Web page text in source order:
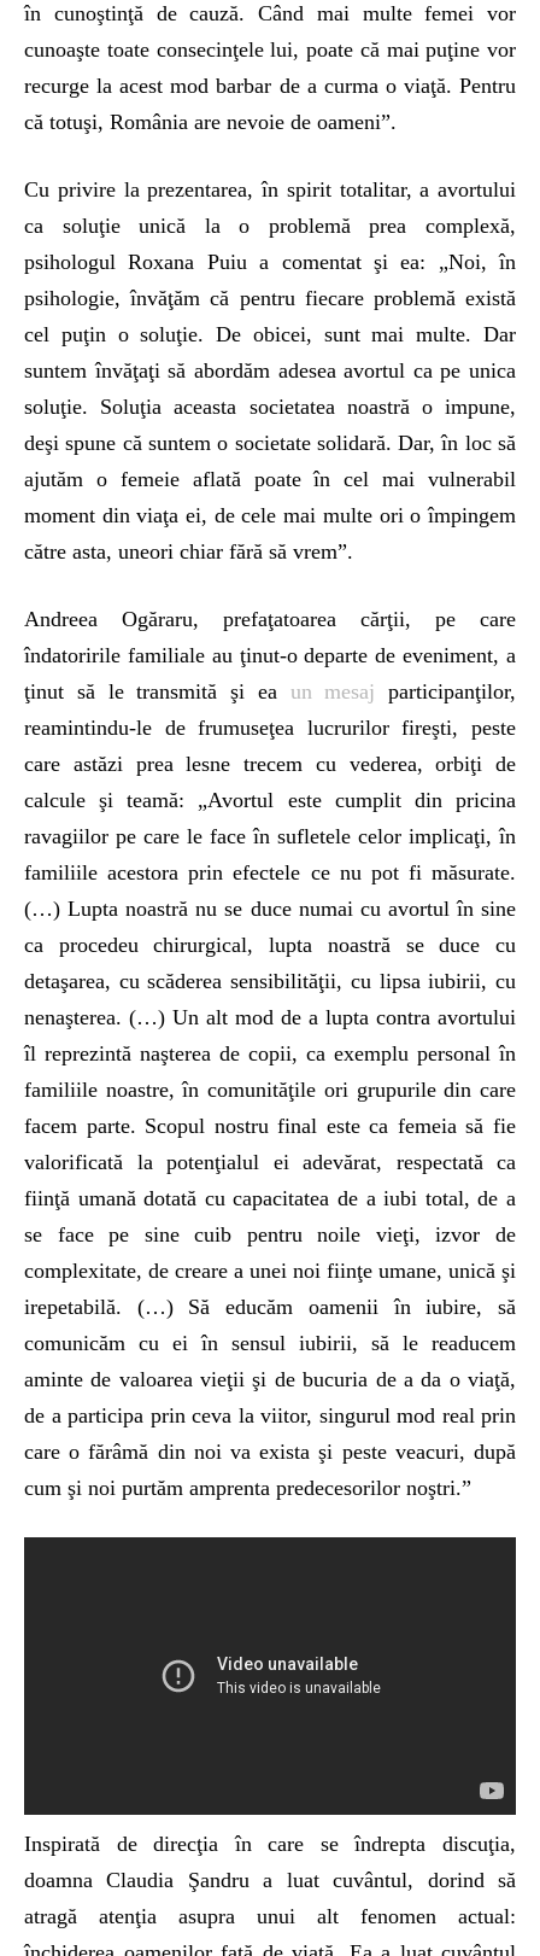
în cunoştinţă de cauză. Când mai multe femei vor
cunoaşte toate consecinţele lui, poate că mai puţine vor
recurge la acest mod barbar de a curma o viaţă. Pentru
că totuşi, România are nevoie de oameni”.
Cu privire la prezentarea, în spirit totalitar, a avortului
ca soluţie unică la o problemă prea complexă,
psihologul Roxana Puiu a comentat şi ea: „Noi, în
psihologie, învăţăm că pentru fiecare problemă există
cel puţin o soluţie. De obicei, sunt mai multe. Dar
suntem învăţaţi să abordăm adesea avortul ca pe unica
soluţie. Soluţia aceasta societatea noastră o impune,
deşi spune că suntem o societate solidară. Dar, în loc să
ajutăm o femeie aflată poate în cel mai vulnerabil
moment din viaţa ei, de cele mai multe ori o împingem
către asta, uneori chiar fără să vrem”.
Andreea Ogăraru, prefaţatoarea cărţii, pe care
îndatoririle familiale au ţinut-o departe de eveniment, a
ţinut să le transmită şi eaun mesaj participanţilor,
reamintindu-le de frumuseţea lucrurilor fireşti, peste
care astăzi prea lesne trecem cu vederea, orbiţi de
calcule şi teamă: „Avortul este cumplit din pricina
ravagiilor pe care le face în sufletele celor implicaţi, în
familiile acestora prin efectele ce nu pot fi măsurate.
(…) Lupta noastră nu se duce numai cu avortul în sine
ca procedeu chirurgical, lupta noastră se duce cu
detaşarea, cu scăderea sensibilităţii, cu lipsa iubirii, cu
nenaşterea. (…) Un alt mod de a lupta contra avortului
îl reprezintă naşterea de copii, ca exemplu personal în
familiile noastre, în comunităţile ori grupurile din care
facem parte. Scopul nostru final este ca femeia să fie
valorificată la potenţialul ei adevărat, respectată ca
fiinţă umană dotată cu capacitatea de a iubi total, de a
se face pe sine cuib pentru noile vieţi, izvor de
complexitate, de creare a unei noi fiinţe umane, unică şi
irepetabilă. (…) Să educăm oamenii în iubire, să
comunicăm cu ei în sensul iubirii, să le readucem
aminte de valoarea vieţii şi de bucuria de a da o viaţă,
de a participa prin ceva la viitor, singurul mod real prin
care o fărâmă din noi va exista şi peste veacuri, după
cum şi noi purtăm amprenta predecesorilor noştri.”
Inspirată de direcţia în care se îndrepta discuţia,
doamna Claudia Şandru a luat cuvântul, dorind să
atragă atenţia asupra unui alt fenomen actual: